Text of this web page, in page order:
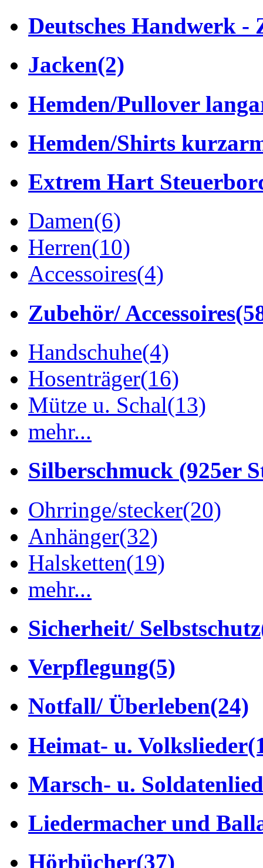
Deutsches Handwerk -
Jacken(2)
Hemden/Pullover
Hemden/Shirts
Extrem Hart
Damen(6)
Herren(10)
Accessoires(4)
Zubehör/ Accessoires
Handschuhe(4)
Hosenträger(16)
Mütze u. Schal(13)
mehr...
Silberschmuck (925er
Ohrringe/stecker(20)
Anhänger(32)
Halsketten(19)
mehr...
Sicherheit/ Selbstschutz
Verpflegung(5)
Notfall/ Überleben(24)
Heimat- u. Volkslieder
Marsch- u.
Liedermacher und
Hörbücher(37)